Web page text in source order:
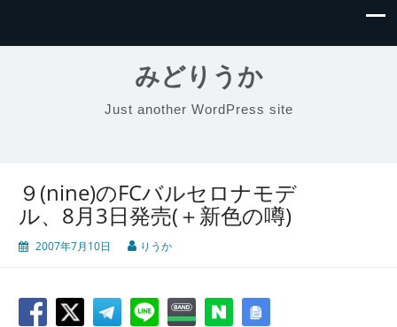
みどりうか
Just another WordPress site
９(nine)のFCバルセロナモデ
ル、8月3日発売(＋新色の噂)
2007年7月10日 りうか